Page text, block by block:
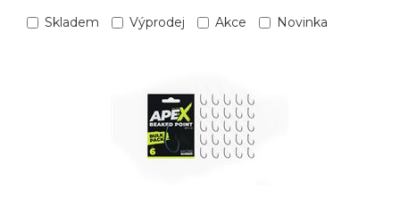
Skladem Výprodej Akce Novinka